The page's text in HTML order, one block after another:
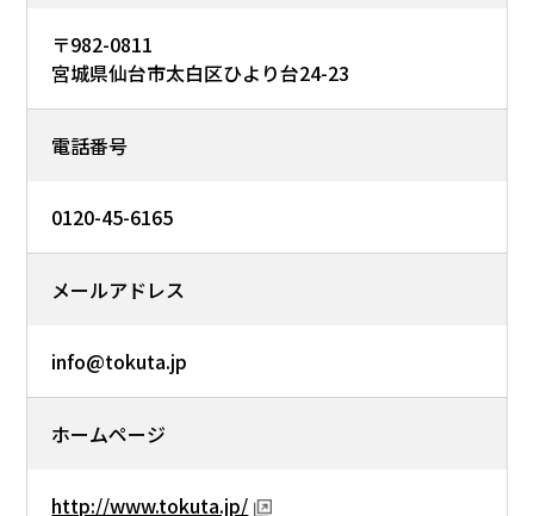
〒982-0811
宮城県仙台市太白区ひより台24-23
電話番号
0120-45-6165
メールアドレス
info@tokuta.jp
ホームページ
http://www.tokuta.jp/